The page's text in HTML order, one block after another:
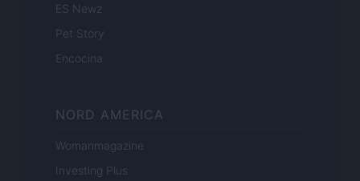
ES Newz
Pet Story
Encocina
NORD AMERICA
Womanmagazine
Investing Plus